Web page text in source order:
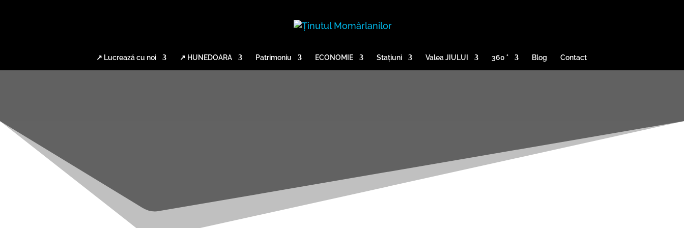
↗ Lucrează cu noi ↗ HUNEDOARA Patrimoniu ECONOMIE Stațiuni Valea JIULUI 360 ° Blog Contact